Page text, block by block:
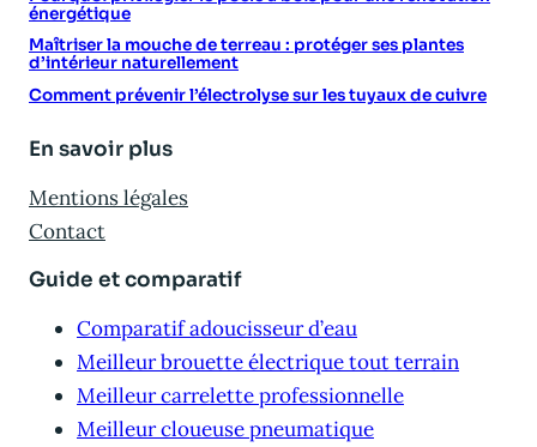
énergétique
Maîtriser la mouche de terreau : protéger ses plantes
d’intérieur naturellement
Comment prévenir l’électrolyse sur les tuyaux de cuivre
En savoir plus
Mentions légales
Contact
Guide et comparatif
Comparatif adoucisseur d’eau
Meilleur brouette électrique tout terrain
Meilleur carrelette professionnelle
Meilleur cloueuse pneumatique